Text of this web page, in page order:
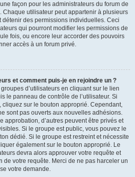
façon pour les administrateurs du forum de
Chaque utilisateur peut appartenir à plusieurs
des permissions individuelles. Ceci
qui pourront modifier les permissions de
fois, ou encore leur accorder des pouvoirs
accès à un forum privé.
et comment puis-je en rejoindre un ?
d’utilisateurs en cliquant sur le lien
le panneau de contrôle de l’utilisateur. Si
sur le bouton approprié. Cependant,
sont pas ouverts aux nouvelles adhésions.
approbation, d’autres peuvent être privés et
Si le groupe est public, vous pouvez le
dédié. Si le groupe est restreint et nécessite
également sur le bouton approprié. Le
devra alors approuver votre requête et
de votre requête. Merci de ne pas harceler un
votre demande.